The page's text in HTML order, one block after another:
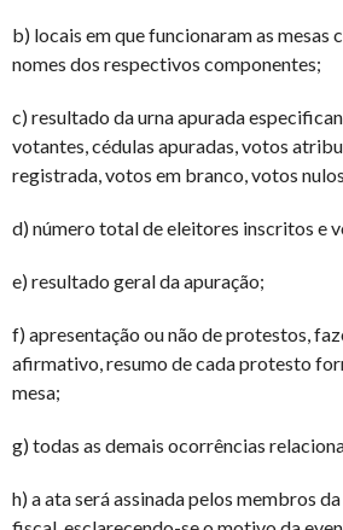
b) locais em que funcionaram as mesas
nomes dos respectivos componentes;
c) resultado da urna apurada
votantes, cédulas apuradas, votos
registrada, votos em branco, votos
d) número total de eleitores inscritos e
e) resultado geral da apuração;
f) apresentação ou não de protestos,
afirmativo, resumo de cada protesto
mesa;
g) todas as demais ocorrências
h) a ata será assinada pelos membros